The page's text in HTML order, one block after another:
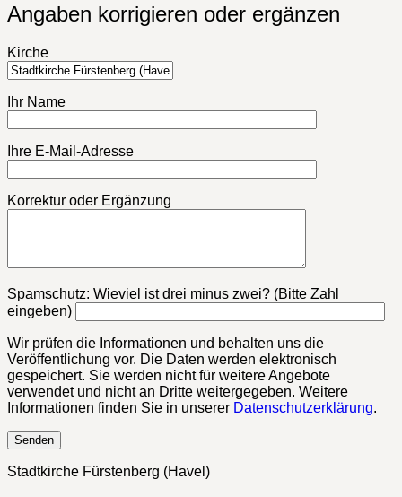
Angaben korrigieren oder ergänzen
Kirche
Ihr Name
Ihre E-Mail-Adresse
Korrektur oder Ergänzung
Bitte lasse dieses Feld leer.
Spamschutz: Wieviel ist drei minus zwei? (Bitte Zahl
eingeben)
Wir prüfen die Informationen und behalten uns die
Veröffentlichung vor. Die Daten werden elektronisch
gespeichert. Sie werden nicht für weitere Angebote
verwendet und nicht an Dritte weitergegeben. Weitere
Informationen finden Sie in unserer Datenschutzerklärung.
Stadtkirche Fürstenberg (Havel)